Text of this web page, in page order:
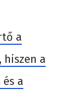
a
hiszen a
a